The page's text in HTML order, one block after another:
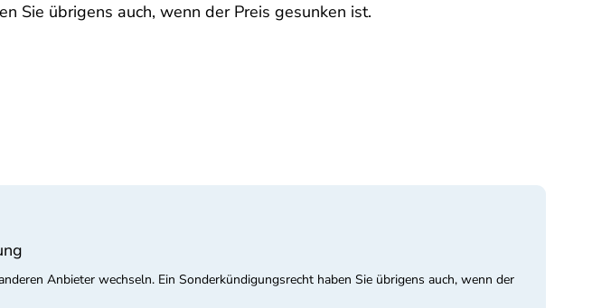
Sie übrigens auch, wenn der Preis gesunken ist.
Anbieter wechseln. Ein Sonderkündigungsrecht haben Sie übrigens auch, wenn der